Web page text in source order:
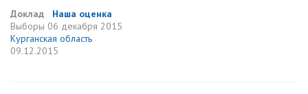
Доклад
Наша оценка
Выборы 06 декабря 2015
Курганская область
09.12.2015